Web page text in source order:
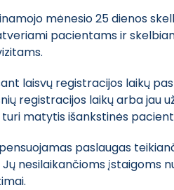
mėnesio 25 dienos
pacientams ir
laisvų registracijos laikų
registracijos laikų arba jau
matytis išankstinės
paslaugas
nesilaikančioms įstaigoms